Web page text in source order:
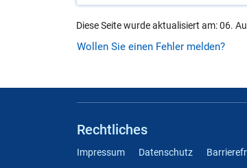
Diese Seite wurde aktualisiert am: 06.
Wollen Sie einen Fehler melden?
Rechtliches
Impressum Datenschutz